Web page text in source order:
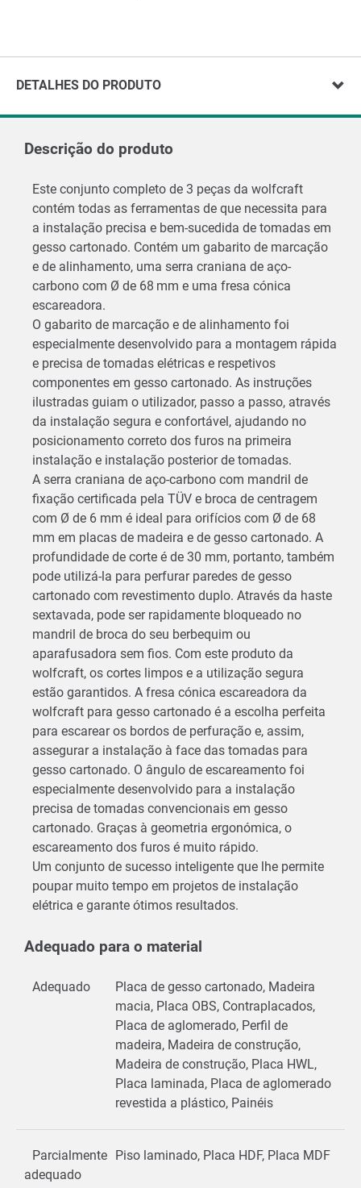
DETALHES DO PRODUTO
Descrição do produto
Este conjunto completo de 3 peças da wolfcraft
contém todas as ferramentas de que necessita para
a instalação precisa e bem-sucedida de tomadas em
gesso cartonado. Contém um gabarito de marcação
e de alinhamento, uma serra craniana de aço-
carbono com Ø de 68 mm e uma fresa cónica
escareadora.
O gabarito de marcação e de alinhamento foi
especialmente desenvolvido para a montagem rápida
e precisa de tomadas elétricas e respetivos
componentes em gesso cartonado. As instruções
ilustradas guiam o utilizador, passo a passo, através
da instalação segura e confortável, ajudando no
posicionamento correto dos furos na primeira
instalação e instalação posterior de tomadas.
A serra craniana de aço-carbono com mandril de
fixação certificada pela TÜV e broca de centragem
com Ø de 6 mm é ideal para orifícios com Ø de 68
mm em placas de madeira e de gesso cartonado. A
profundidade de corte é de 30 mm, portanto, também
pode utilizá-la para perfurar paredes de gesso
cartonado com revestimento duplo. Através da haste
sextavada, pode ser rapidamente bloqueado no
mandril de broca do seu berbequim ou
aparafusadora sem fios. Com este produto da
wolfcraft, os cortes limpos e a utilização segura
estão garantidos. A fresa cónica escareadora da
wolfcraft para gesso cartonado é a escolha perfeita
para escarear os bordos de perfuração e, assim,
assegurar a instalação à face das tomadas para
gesso cartonado. O ângulo de escareamento foi
especialmente desenvolvido para a instalação
precisa de tomadas convencionais em gesso
cartonado. Graças à geometria ergonómica, o
escareamento dos furos é muito rápido.
Um conjunto de sucesso inteligente que lhe permite
poupar muito tempo em projetos de instalação
elétrica e garante ótimos resultados.
Adequado para o material
Adequado
Placa de gesso cartonado, Madeira
macia, Placa OBS, Contraplacados,
Placa de aglomerado, Perfil de
madeira, Madeira de construção,
Madeira de construção, Placa HWL,
Placa laminada, Placa de aglomerado
revestida a plástico, Painéis
Parcialmente
adequado
Piso laminado, Placa HDF, Placa MDF